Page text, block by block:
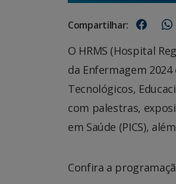
Compartilhar:
O HRMS (Hospital
da Enfermagem
Tecnológicos,
com palestras,
em Saúde (PICS),
Confira a